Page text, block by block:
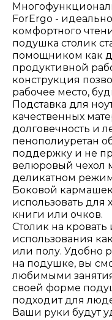
ForErgo -
комфортного
подушка столик
помощником как
продуктивной
конструкция
рабочее место,
Подставка для
качественных
долговечность и
пенополиуретан
поддержку и не
велюровый чехол
деликатном
Боковой
использовать для
книги или очков.
Столик на
использования
или полу. Удобно
на подушке, вы
любимыми
своей форме
подходит для
Ваши руки будут